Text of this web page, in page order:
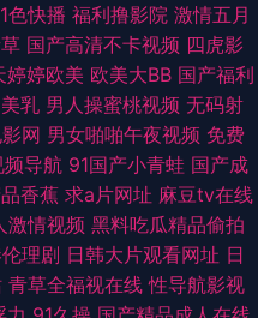
网 91试香蕉视频 豆花成人在线网
窥 福利内射官网 欧美剧情一级片
日韩情色 91官网在线看 海角传媒
婷婷 欧美另类TS伪娘 影音先锋鲁
交 91精品变态直播 黄色老湿影片
色快播 福利撸影院 激情五月
国产高清不卡视频 四虎影
婷婷欧美 欧美大BB 国产福利
乳 男人操蜜桃视频 无码射
网 男女啪啪午夜视频 免费
导航 91国产小青蛙 国产成
香蕉 求a片网址 麻豆tv在线
激情视频 黑料吃瓜精品偷拍
理剧 日韩大片观看网址 日
青草全福视在线 性导航影视